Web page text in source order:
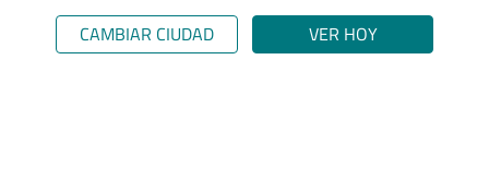
CAMBIAR CIUDAD VER HOY